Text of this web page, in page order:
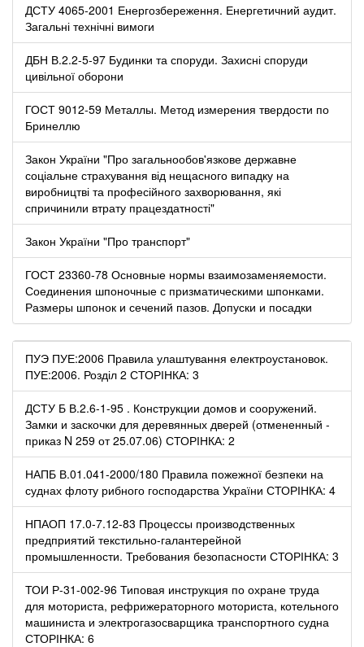
ДСТУ 4065-2001 Енергозбереження. Енергетичний аудит.
Загальні технічні вимоги
ДБН В.2.2-5-97 Будинки та споруди. Захисні споруди
цивільної оборони
ГОСТ 9012-59 Металлы. Метод измерения твердости по
Бринеллю
Закон України "Про загальнообов'язкове державне
соціальне страхування від нещасного випадку на
виробництві та професійного захворювання, які
спричинили втрату працездатності"
Закон України "Про транспорт"
ГОСТ 23360-78 Основные нормы взаимозаменяемости.
Соединения шпоночные с призматическими шпонками.
Размеры шпонок и сечений пазов. Допуски и посадки
ПУЭ ПУЕ:2006 Правила улаштування електроустановок.
ПУЕ:2006. Розділ 2 СТОРІНКА: 3
ДСТУ Б В.2.6-1-95 . Конструкции домов и сооружений.
Замки и заскочки для деревянных дверей (отмененный -
приказ N 259 от 25.07.06) СТОРІНКА: 2
НАПБ В.01.041-2000/180 Правила пожежної безпеки на
суднах флоту рибного господарства України СТОРІНКА: 4
НПАОП 17.0-7.12-83 Процессы производственных
предприятий текстильно-галантерейной
промышленности. Требования безопасности СТОРІНКА: 3
ТОИ Р-31-002-96 Типовая инструкция по охране труда
для моториста, рефрижераторного моториста, котельного
машиниста и электрогазосварщика транспортного судна
СТОРІНКА: 6